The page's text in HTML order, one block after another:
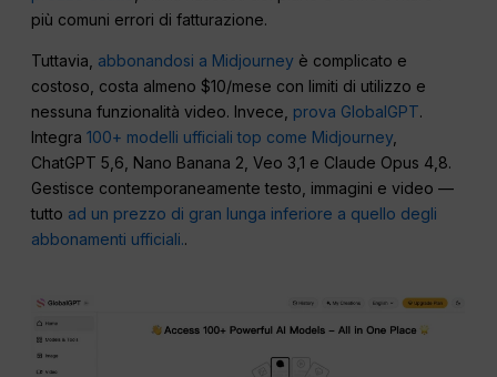
più comuni errori di fatturazione.
Tuttavia, abbonandosi a Midjourney è complicato e
costoso, costa almeno $10/mese con limiti di utilizzo e
nessuna funzionalità video. Invece, prova GlobalGPT.
Integra100+ modelli ufficiali top come Midjourney,
ChatGPT 5,6, Nano Banana 2, Veo 3,1 e Claude Opus 4,8.
Gestisce contemporaneamente testo, immagini e video —
tutto ad un prezzo di gran lunga inferiore a quello degli
abbonamenti ufficiali..